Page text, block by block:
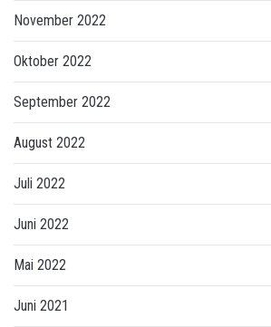
November 2022
Oktober 2022
September 2022
August 2022
Juli 2022
Juni 2022
Mai 2022
Juni 2021